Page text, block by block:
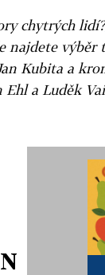
chytrých lidí?
najdete výběr
Kubita a
a Luděk